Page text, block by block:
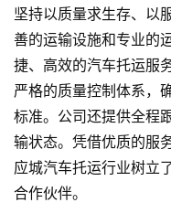
坚持以质量求生存、以
善的运输设施和专业的
捷、高效的汽车托运服
严格的质量控制体系，
标准。公司还提供全程
输状态。凭借优质的服
应城汽车托运行业树立
合作伙伴。